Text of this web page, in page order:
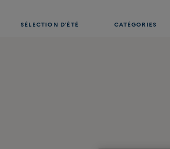
SÉLECTION D'ÉTÉ CATÉGORIES